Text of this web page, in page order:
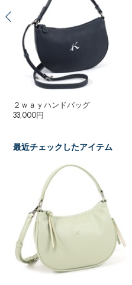
２ｗａｙハンドバッグ
33,000円
最近チェックしたアイテム